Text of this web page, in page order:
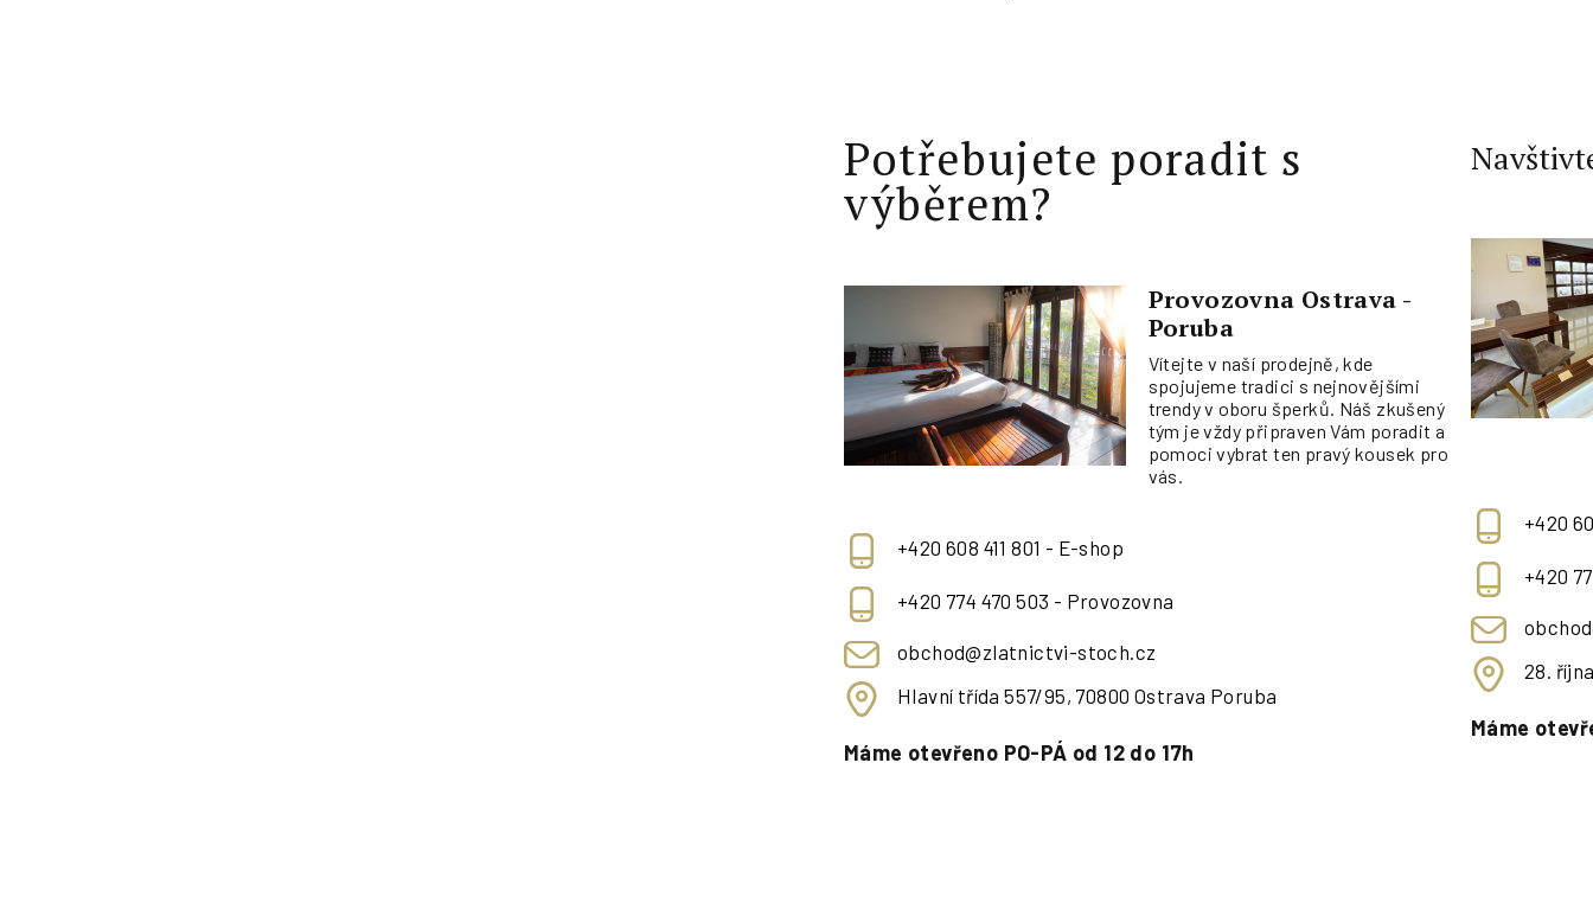
Potřebujete poradit s
výběrem?
Provozovna Ostrava -
Poruba
Vítejte v naší prodejně, kde
spojujeme tradici s nejnovějšími
trendy v oboru šperků. Náš zkušený
tým je vždy připraven Vám poradit a
pomoci vybrat ten pravý kousek pro
vás.
+420 608 411 801 - E-shop
+420 774 470 503 - Provozovna
obchod@zlatnictvi-stoch.cz
Hlavní třída 557/95, 70800 Ostrava Poruba
Máme otevřeno PO-PÁ od 12 do 17h
+420
+420
28.
Máme